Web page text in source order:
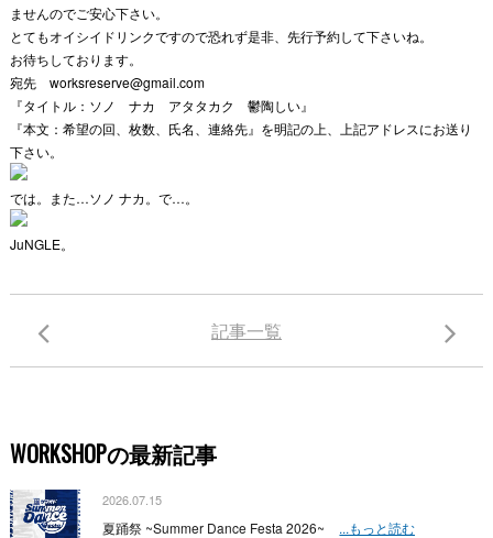
ませんのでご安心下さい。
とてもオイシイドリンクですので恐れず是非、 先行予約して下さいね。
お待ちしております。
宛先 worksreserve@gmail.com
『タイトル：ソノ ナカ アタタカク 鬱陶しい』
『本文：希望の回、枚数、氏名、連絡先』を明記の上、上記アドレスにお送り
下さい。
では。また…ソノ ナカ。で…。
JuNGLE。
記事一覧
WORKSHOPの最新記事
2026.07.15
夏踊祭 ~Summer Dance Festa 2026~ ...もっと読む